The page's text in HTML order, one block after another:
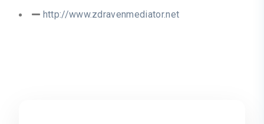
http://www.zdravenmediator.net